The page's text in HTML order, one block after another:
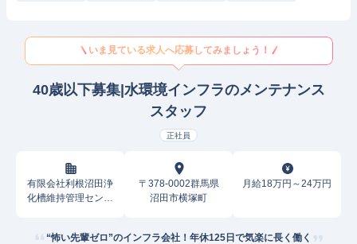
いま見ている求人へ応募してみましょう！
40歳以下募集|水環境インフラのメンテナンス
スタッフ
正社員
有限会社利根沼田浄
化槽維持管理センタ
〒378-0002群馬県
沼田市横塚町
月給18万円～24万円
“怖い先輩ゼロ”のインフラ会社！年休125日で気楽に長く働く